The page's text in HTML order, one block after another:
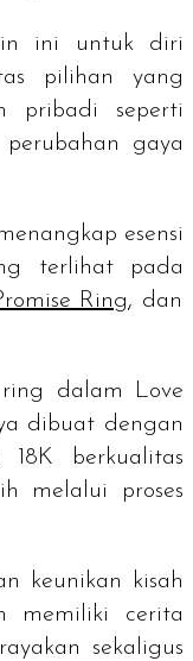
ini untuk diri
pilihan yang
pribadi seperti
gaya
esensi
terlihat pada
Ring, dan
dalam Love
dibuat dengan
18K berkualitas
melalui proses
keunikan kisah
memiliki cerita
sekaligus